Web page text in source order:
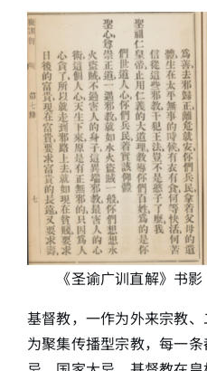
《圣谕广训直解》书
基督教，一作为外来宗教
为聚集传播型宗教，每一